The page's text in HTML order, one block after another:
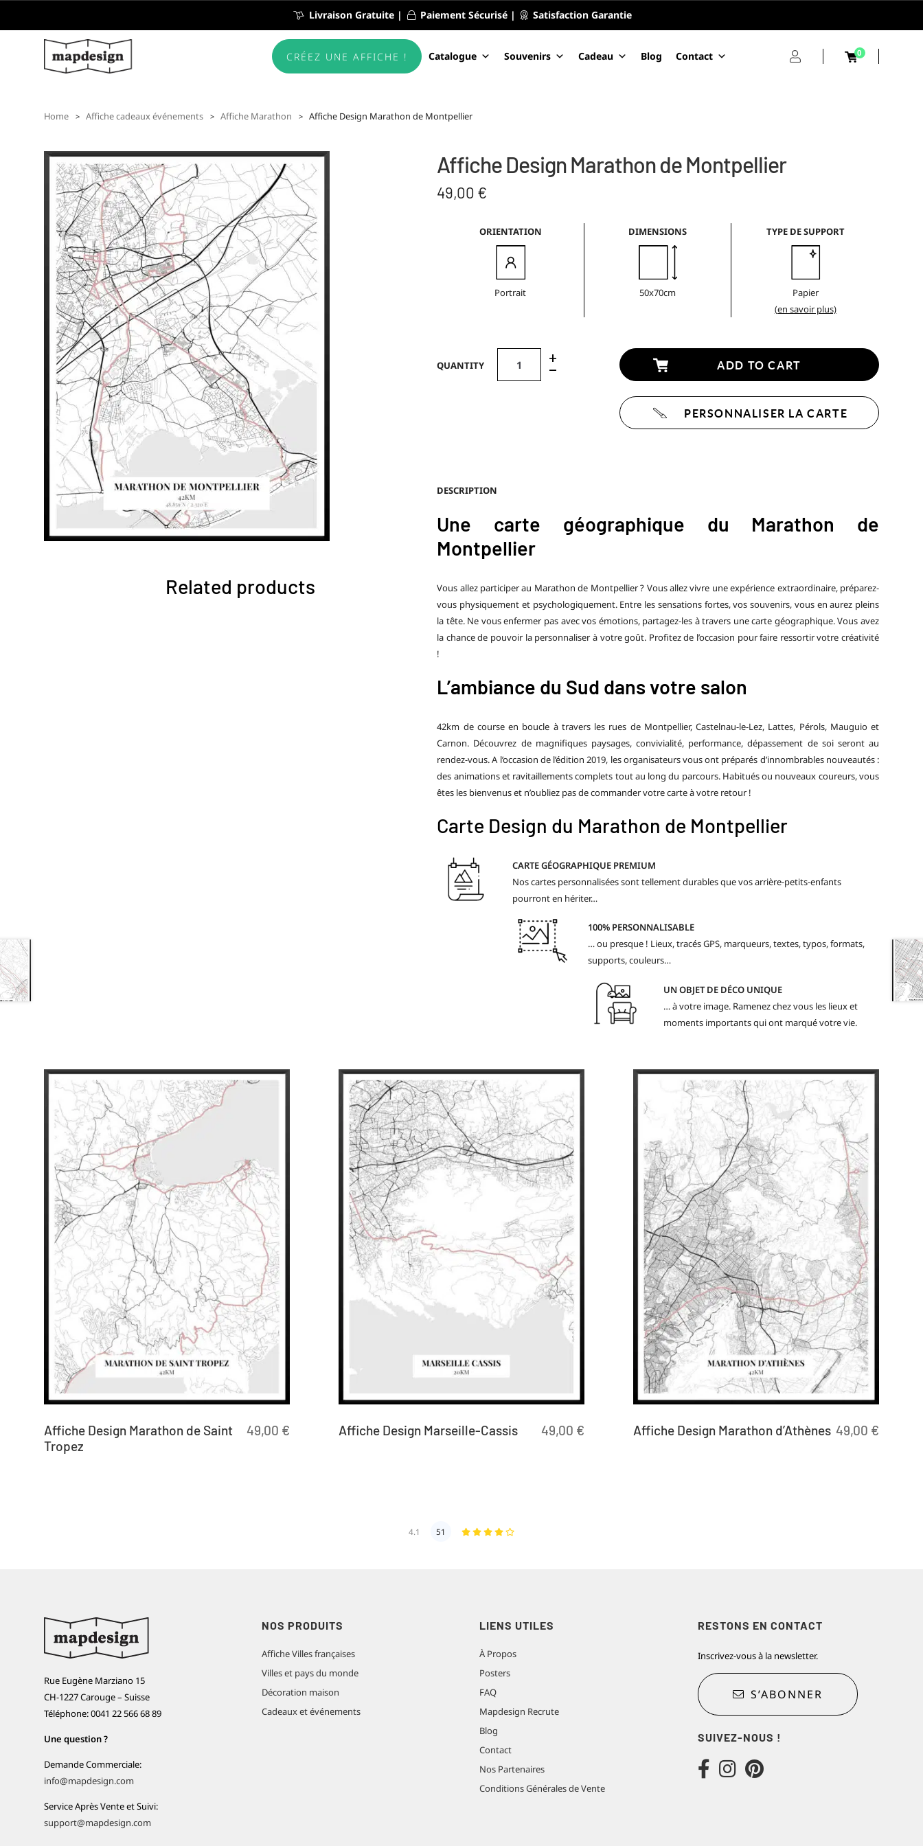
Livraison Gratuite | Paiement Sécurisé | Satisfaction Garantie
CRÉEZ UNE AFFICHE ! Catalogue Souvenirs Cadeau Blog Contact 0
Home Affiche cadeaux événements Affiche Marathon Affiche Design Marathon de Montpellier
Affiche Design Marathon de Montpellier
49,00 €
ORIENTATION
Portrait
DIMENSIONS
50x70cm
TYPE DE SUPPORT
Papier
(en savoir plus)
QUANTITY +
– ADD TO CART
PERSONNALISER LA CARTE
DESCRIPTION
Une carte géographique du Marathon de
Montpellier
Vous allez participer au Marathon de Montpellier ? Vous allez vivre une expérience extraordinaire, préparez-
vous physiquement et psychologiquement. Entre les sensations fortes, vos souvenirs, vous en aurez pleins
la tête. Ne vous enfermer pas avec vos émotions, partagez-les à travers une carte géographique. Vous avez
la chance de pouvoir la personnaliser à votre goût. Profitez de l’occasion pour faire ressortir votre créativité
!
L’ambiance du Sud dans votre salon
42km de course en boucle à travers les rues de Montpellier, Castelnau-le-Lez, Lattes, Pérols, Mauguio et
Carnon. Découvrez de magnifiques paysages, convivialité, performance, dépassement de soi seront au
rendez-vous. A l’occasion de l’édition 2019, les organisateurs vous ont préparés d’innombrables nouveautés :
des animations et ravitaillements complets tout au long du parcours. Habitués ou nouveaux coureurs, vous
êtes les bienvenus et n’oubliez pas de commander votre carte à votre retour !
Carte Design du Marathon de Montpellier
CARTE GÉOGRAPHIQUE PREMIUM
Nos cartes personnalisées sont tellement durables que vos arrière-petits-enfants
pourront en hériter…
100% PERSONNALISABLE
… ou presque ! Lieux, tracés GPS, marqueurs, textes, typos, formats,
supports, couleurs…
UN OBJET DE DÉCO UNIQUE
… à votre image. Ramenez chez vous les lieux et
moments importants qui ont marqué votre vie.
Related products
49,00 €
Affiche Design Marathon de Saint
Tropez
49,00 €
Affiche Design Marseille-Cassis 49,00 €
Affiche Design Marathon d’Athènes
4.1 51
Rue Eugène Marziano 15
CH-1227 Carouge – Suisse
Téléphone: 0041 22 566 68 89
Une question ?
Demande Commerciale:
info@mapdesign.com
Service Après Vente et Suivi:
support@mapdesign.com
NOS PRODUITS
Affiche Villes françaises
Villes et pays du monde
Décoration maison
Cadeaux et événements
LIENS UTILES
À Propos
Posters
FAQ
Mapdesign Recrute
Blog
Contact
Nos Partenaires
Conditions Générales de Vente
RESTONS EN CONTACT
Inscrivez-vous à la newsletter.
S’ABONNER
SUIVEZ-NOUS !